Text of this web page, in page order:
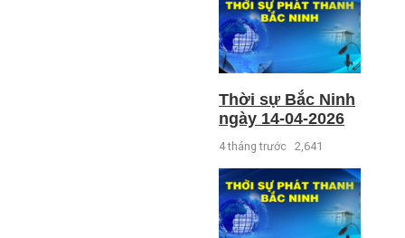
Thời sự Bắc Ninh
ngày 14-04-2026
4 tháng trước 2,641